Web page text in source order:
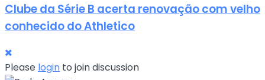
Clube da Série B acerta renovação com velho
conhecido do Athletico
Please login to join discussion